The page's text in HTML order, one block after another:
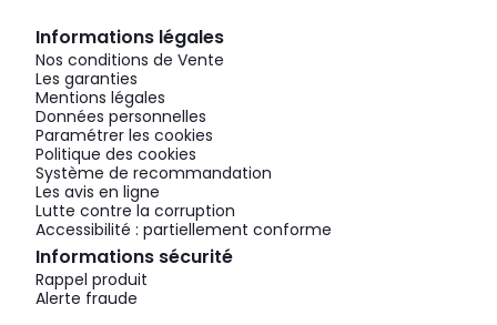
Informations légales
Nos conditions de Vente
Les garanties
Mentions légales
Données personnelles
Paramétrer les cookies
Politique des cookies
Système de recommandation
Les avis en ligne
Lutte contre la corruption
Accessibilité : partiellement conforme
Informations sécurité
Rappel produit
Alerte fraude